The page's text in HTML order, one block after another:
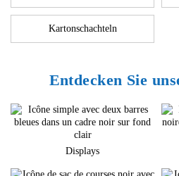
Kartonschachteln
Entdecken Sie
Displays